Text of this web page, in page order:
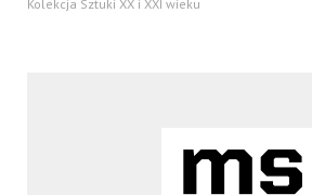
Kolekcja Sztuki XX i XXI wieku